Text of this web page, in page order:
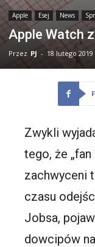
Apple Esej News
Apple Watch
Przez PJ - 18 lutego 2019
Zwykli
tego, że
zachwyceni
czasu
Jobsa,
dowcipów